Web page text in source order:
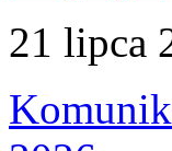
21 lipca